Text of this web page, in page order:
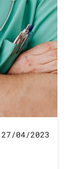
27/04/2023